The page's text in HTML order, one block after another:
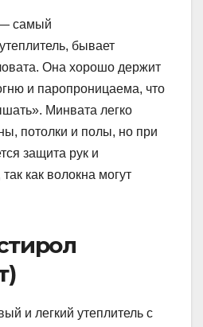
самый
бывает
Она хорошо держит
и паропроницаема, что
Минвата легко
потолки и полы, но при
защита рук и
как волокна могут
и легкий утеплитель с